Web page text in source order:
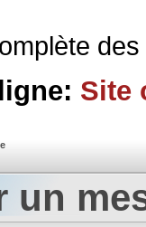
Site
un